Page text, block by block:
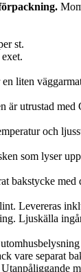
st.
liten
är utrustad med
och
som lyser
bakstycke
Levereras
Ljuskälla
vare separat